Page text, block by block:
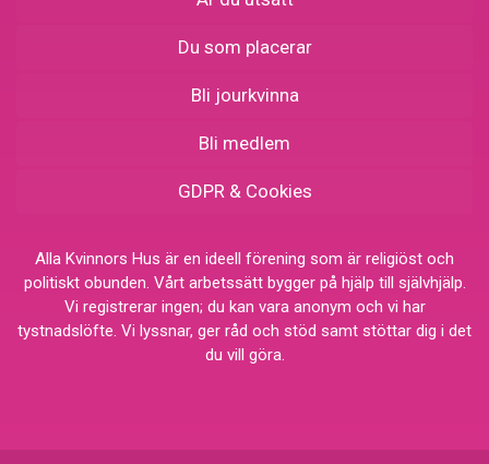
Du som placerar
Bli jourkvinna
Bli medlem
GDPR & Cookies
Alla Kvinnors Hus är en ideell förening som är religiöst och
politiskt obunden. Vårt arbetssätt bygger på hjälp till självhjälp.
Vi registrerar ingen; du kan vara anonym och vi har
tystnadslöfte. Vi lyssnar, ger råd och stöd samt stöttar dig i det
du vill göra.